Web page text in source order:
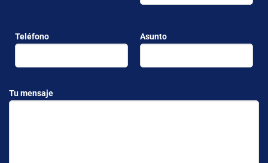
Teléfono Asunto
Tu mensaje